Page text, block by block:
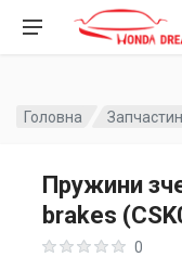
Головна
Пружини
brakes
0